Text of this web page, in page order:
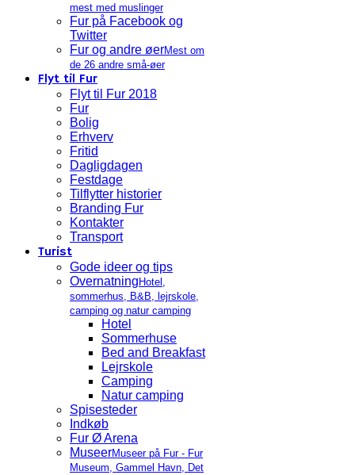
mest med muslinger
Fur på Facebook og
Twitter
Fur og andre øerMest om
de 26 andre små-øer
Flyt til Fur
Flyt til Fur 2018
Fur
Bolig
Erhverv
Fritid
Dagligdagen
Festdage
Tilflytter historier
Branding Fur
Kontakter
Transport
Turist
Gode ideer og tips
Overnatning Hotel,
sommerhus, B&B, lejrskole,
camping og natur camping
Hotel
Sommerhuse
Bed and Breakfast
Lejrskole
Camping
Natur camping
Spisesteder
Indkøb
Fur Ø Arena
MuseerMuseer på Fur - Fur
Museum, Gammel Havn, Det